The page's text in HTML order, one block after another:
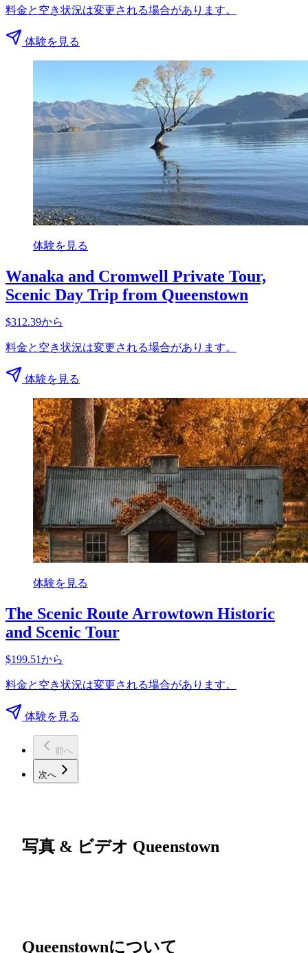
料金と空き状況は変更される場合があります。
体験を見る
体験を見る
Wanaka and Cromwell Private Tour,
Scenic Day Trip from Queenstown
$312.39から
料金と空き状況は変更される場合があります。
体験を見る
体験を見る
The Scenic Route Arrowtown Historic
and Scenic Tour
$199.51から
料金と空き状況は変更される場合があります。
体験を見る
前へ
次へ
写真 & ビデオ Queenstown
Queenstownについて